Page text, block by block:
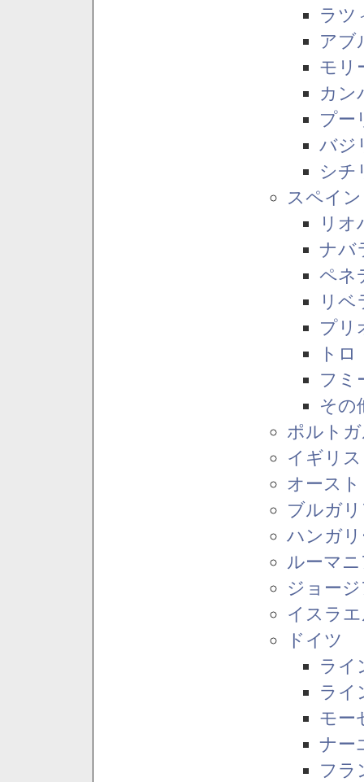
ラツ
アブ
モリ
カン
プー
バジ
シチ
スペイン
リオ
ナバ
ペネ
リベ
プリ
トロ
フミ
その
ポルト
イギリス
オース
ブルガ
ハンガ
ルーマ
ジョー
イスラ
ドイツ
ライ
ライ
モー
ナー
フラ